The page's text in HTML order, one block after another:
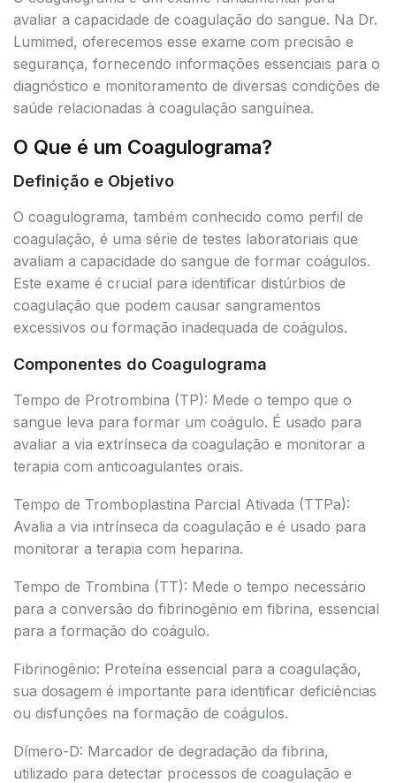
avaliar a capacidade de coagulação do sangue. Na Dr.
Lumimed, oferecemos esse exame com precisão e
segurança, fornecendo informações essenciais para o
diagnóstico e monitoramento de diversas condições de
saúde relacionadas à coagulação sanguínea.
O Que é um Coagulograma?
Definição e Objetivo
O coagulograma, também conhecido como perfil de
coagulação, é uma série de testes laboratoriais que
avaliam a capacidade do sangue de formar coágulos.
Este exame é crucial para identificar distúrbios de
coagulação que podem causar sangramentos
excessivos ou formação inadequada de coágulos.
Componentes do Coagulograma
Tempo de Protrombina (TP): Mede o tempo que o
sangue leva para formar um coágulo. É usado para
avaliar a via extrínseca da coagulação e monitorar a
terapia com anticoagulantes orais.
Tempo de Tromboplastina Parcial Ativada (TTPa):
Avalia a via intrínseca da coagulação e é usado para
monitorar a terapia com heparina.
Tempo de Trombina (TT): Mede o tempo necessário
para a conversão do fibrinogênio em fibrina, essencial
para a formação do coágulo.
Fibrinogênio: Proteína essencial para a coagulação,
sua dosagem é importante para identificar deficiências
ou disfunções na formação de coágulos.
Dímero-D: Marcador de degradação da fibrina,
utilizado para detectar processos de coagulação e